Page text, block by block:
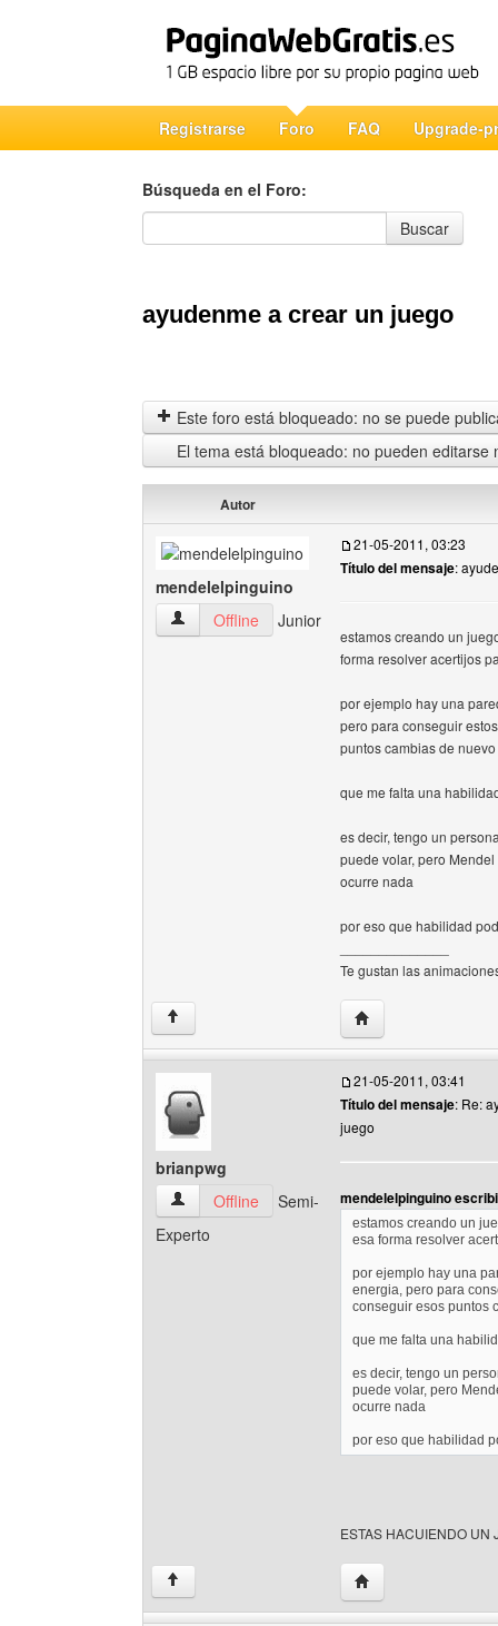
Registrarse Foro FAQ Upgrade-
Búsqueda en el Foro:
Búsqueda en el Foro
Buscar
ayudenme a crear un juego
Este foro está bloqueado: no se puede
El tema está bloqueado: no pueden editarse
Autor
mendelelpinguino
mendelelpinguino Ver perfil del usuario
Offline Junior
21-05-2011, 03:23
Título del mensaje:
estamos creando un
forma resolver acertijos
por ejemplo hay una
pero para conseguir
puntos cambias de
que me falta una
es decir, tengo un
puede volar, pero
ocurre nada
por eso que habilidad
Te gustan las
↑ Visitar sitio web del
brianpwg
brianpwg Ver perfil del usuario
Offline
Semi-
Experto
21-05-2011, 03:41
Título del mensaje: Re:
juego
mendelelpinguino
estamos creando un
esa forma resolver
por ejemplo hay una
energia, pero para
conseguir esos puntos
que me falta una
es decir, tengo un
puede volar, pero
ocurre nada
por eso que habilidad
ESTAS HACUIENDO UN
↑ Visitar sitio web del